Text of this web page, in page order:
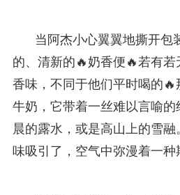
当阿杰小心翼翼地撕开包
的、清新的🔥奶香便🔥若有
香味，不同于他们平时喝的
牛奶，它带着一丝难以言喻
晨的露水，或是高山上的雪
味吸引了，空气中弥漫着一种